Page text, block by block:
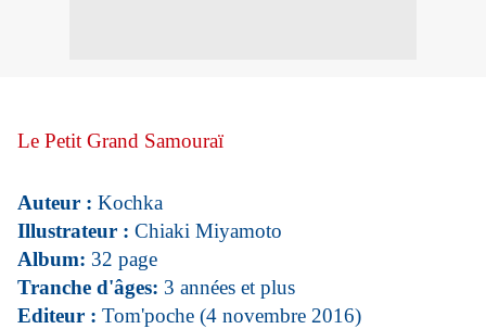
Le Petit Grand Samouraï
Auteur : Kochka
Illustrateur : Chiaki Miyamoto
Album: 32 page
Tranche d'âges: 3 années et plus
Editeur : Tom'poche (4 novembre 2016)